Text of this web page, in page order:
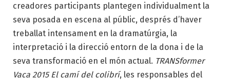
creadores participants plantegen individualment la
seva posada en escena al públic, després d’haver
treballat intensament en la dramatúrgia, la
interpretació i la direcció entorn de la dona i de la
seva transformació en el món actual. TRANSformer
Vaca 2015 El camí del colibrí, les responsables del